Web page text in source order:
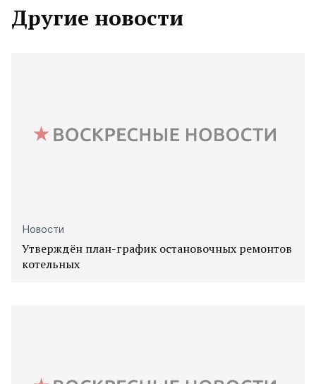
Другие новости
Новости
Утверждён план-график остановочных ремонтов
котельных